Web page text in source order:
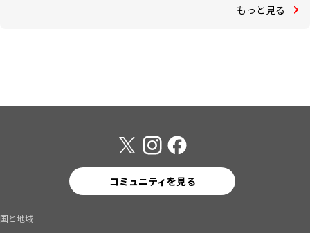
もっと見る
コミュニティを見る
国と地域